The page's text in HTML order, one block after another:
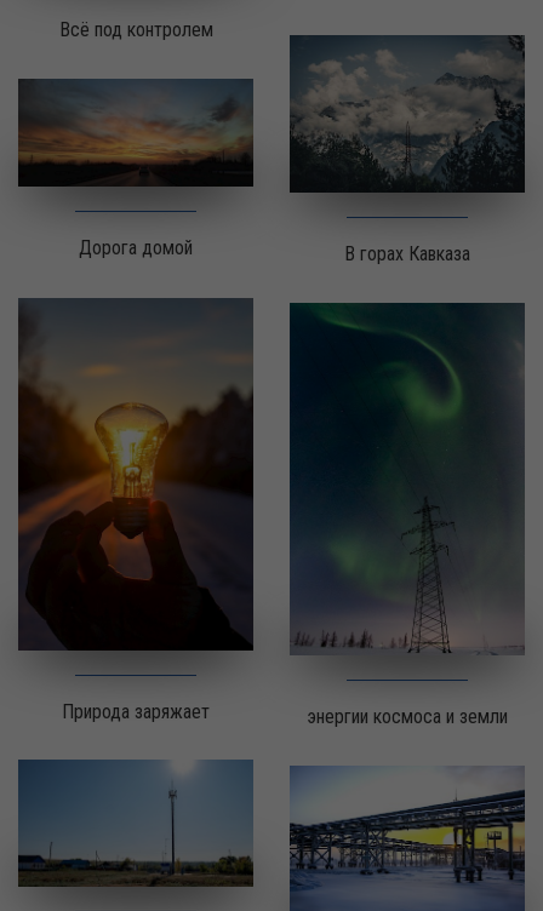
Всё под контролем
Дорога домой В горах Кавказа
Природа заряжает энергии космоса и земли